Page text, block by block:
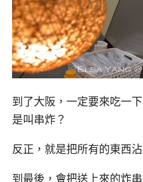
到了大阪，一定要來吃一
是叫串炸？
反正，就是把所有的東西
到最後，會把送上來的炸